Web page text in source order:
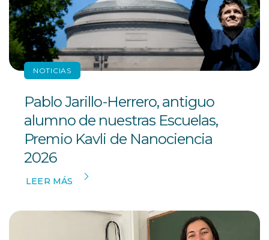
NOTICIAS
Pablo Jarillo-Herrero, antiguo
alumno de nuestras Escuelas,
Premio Kavli de Nanociencia
2026
LEER MÁS